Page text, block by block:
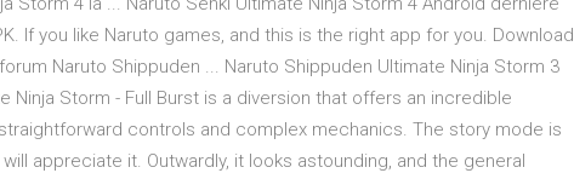
If you like Naruto games, and this is the right app for you. Download
Naruto Shippuden ... Naruto Shippuden Ultimate Ninja Storm 3
Ninja Storm - Full Burst is a diversion that offers an incredible
controls and complex mechanics. The story mode is
appreciate it. Outwardly, it looks astounding, and the general